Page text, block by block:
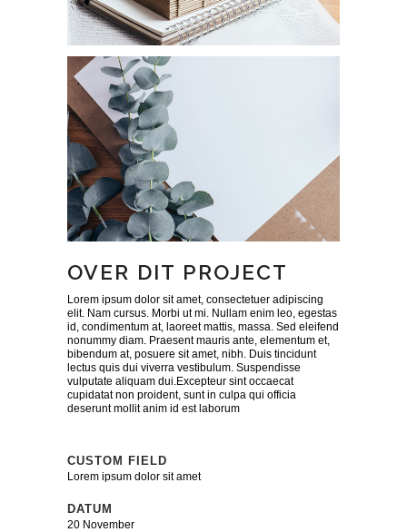
OVER DIT PROJECT
Lorem ipsum dolor sit amet, consectetuer adipiscing
elit. Nam cursus. Morbi ut mi. Nullam enim leo, egestas
id, condimentum at, laoreet mattis, massa. Sed eleifend
nonummy diam. Praesent mauris ante, elementum et,
bibendum at, posuere sit amet, nibh. Duis tincidunt
lectus quis dui viverra vestibulum. Suspendisse
vulputate aliquam dui.Excepteur sint occaecat
cupidatat non proident, sunt in culpa qui officia
deserunt mollit anim id est laborum
CUSTOM FIELD
Lorem ipsum dolor sit amet
DATUM
20 November